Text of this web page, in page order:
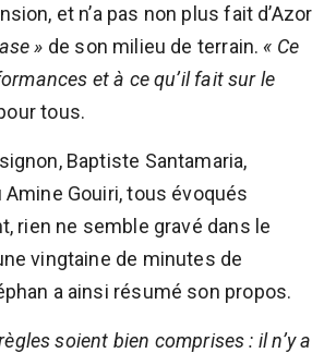
et n’a pas non plus fait d’Azor
» de son milieu de terrain. « Ce
et à ce qu’il fait sur le
tous.
Baptiste Santamaria,
Amine Gouiri, tous évoqués
rien ne semble gravé dans le
vingtaine de minutes de
a ainsi résumé son propos.
soient bien comprises : il n’y a